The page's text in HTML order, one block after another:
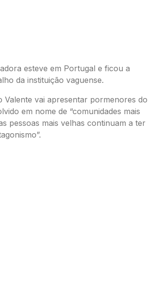
esteve em Portugal e ficou a
da instituição vaguense.
Valente vai apresentar pormenores do
em nome de “comunidades mais
pessoas mais velhas continuam a ter